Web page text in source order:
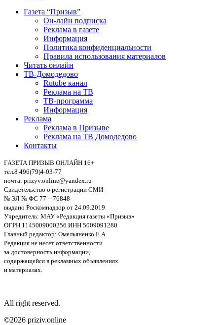
Газета “Призыв”
Он-лайн подписка
Реклама в газете
Информация
Политика конфиденциальности
Правила использования материалов
Читать онлайн
ТВ-Домодедово
Rutube канал
Реклама на ТВ
ТВ-программа
Информация
Реклама
Реклама в Призыве
Реклама на ТВ Домодедово
Контакты
ГАЗЕТА ПРИЗЫВ ОНЛАЙН 16+
тел.8 496(79)4-03-77
почта: prizyv.online@yandex.ru
Свидетельство о регистрации СМИ
№ ЭЛ № ФС 77 – 76848
выдано Роскомнадзор от 24.09.2019
Учредитель: МАУ «Редакция газеты «Призыв»
ОГРН 1145009000256 ИНН 5009091280
Главный редактор: Омельяненко Е.А
Редакция не несет ответственности
за достоверность информации,
содержащейся в рекламных объявлениях
и материалах.
All right reserved.
©2026 priziv.online